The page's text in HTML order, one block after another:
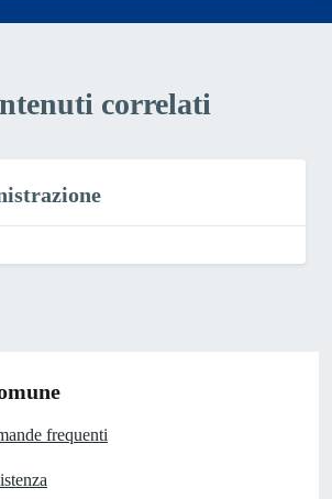
correlati
frequenti